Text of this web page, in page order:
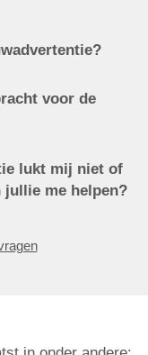
voor de
lukt mij niet of
jullie me helpen?